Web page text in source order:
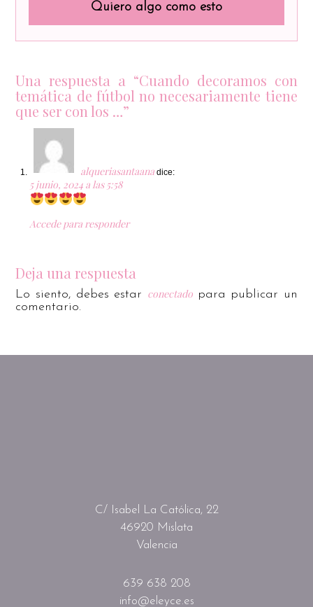
Quiero algo como esto
Una respuesta a “Cuando decoramos con
temática de fútbol no necesariamente tiene
que ser con los …”
alqueriasantaana dice:
5 junio, 2024 a las 5:58
Accede para responder
Deja una respuesta
Lo siento, debes estar conectadopara publicar un
comentario.
C/ Isabel La Católica, 22
46920 Mislata
Valencia
639 638 208
info@eleyce.es